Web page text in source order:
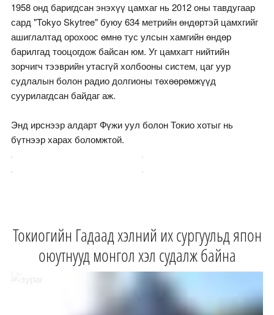
1958 онд баригдсан энэхүү цамхаг нь 2012 оны тавдугаар
сард "Tokyo Skytree" буюу 634 метрийн өндөртэй цамхгийг
ашиглалтад орохоос өмнө тус улсын хамгийн өндөр
барилгад тооцогдож байсан юм. Уг цамхагт нийтийн
зорчигч тээврийн утасгүй холбооны систем, цаг уур
судлалын болон радио долгионы төхөөрөмжүүд
суурилагдсан байдаг аж.
Энд ирснээр алдарт Фүжи уул болон Токио хотыг нь
бүтнээр харах боломжтой.
Токиогийн Гадаад хэлний их сургуульд япон
оюутнууд монгол хэл судалж байна